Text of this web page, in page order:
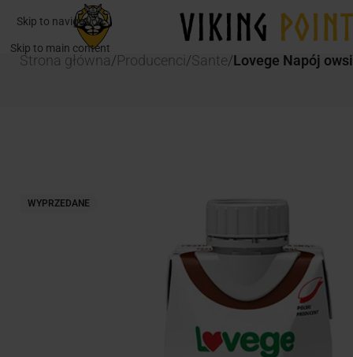
Skip to navigation
Skip to main content
Strona główna/Producenci /Sante/Lovege Napój
WYPRZEDANE